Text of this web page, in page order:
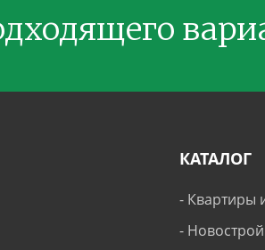
КАТАЛОГ
- Квартиры
-